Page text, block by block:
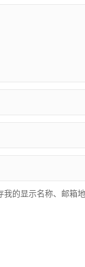
我的显示名称、邮箱